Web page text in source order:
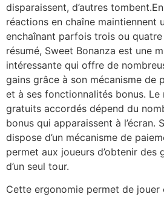
disparaissent, d’autres
réactions en chaîne maintiennent
enchaînant parfois trois ou quatre
résumé, Sweet Bonanza est une
intéressante qui offre de
gains grâce à son mécanisme de
et à ses fonctionnalités bonus.
gratuits accordés dépend du
bonus qui apparaissent à l’écran.
dispose d’un mécanisme de
permet aux joueurs d’obtenir des
d’un seul tour.
Cette ergonomie permet de